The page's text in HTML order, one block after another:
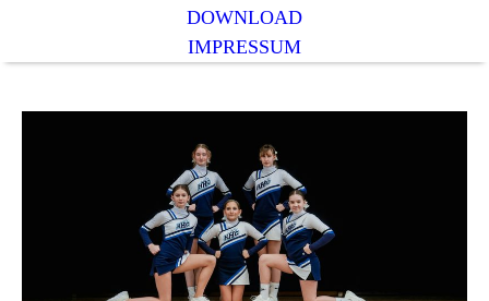
DOWNLOAD
IMPRESSUM